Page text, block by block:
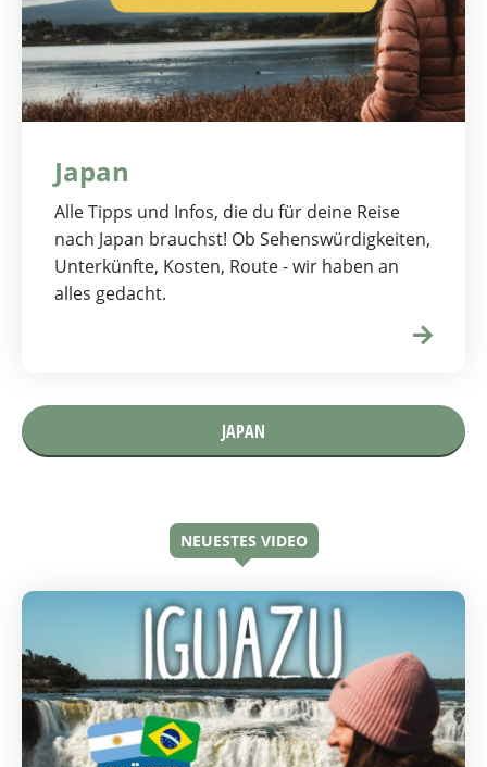
Japan
Alle Tipps und Infos, die du für deine Reise
nach Japan brauchst! Ob Sehenswürdigkeiten,
Unterkünfte, Kosten, Route - wir haben an
alles gedacht.
JAPAN
NEUESTES VIDEO